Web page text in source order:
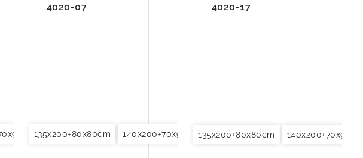
140x220+70x90cm 155x200+80x80cm 200x200+2x70x90cm
4020-07
135x200+80x80cm 140x200+70x90cm 140x220+70x90cm
4020-17
135x200+80x80cm